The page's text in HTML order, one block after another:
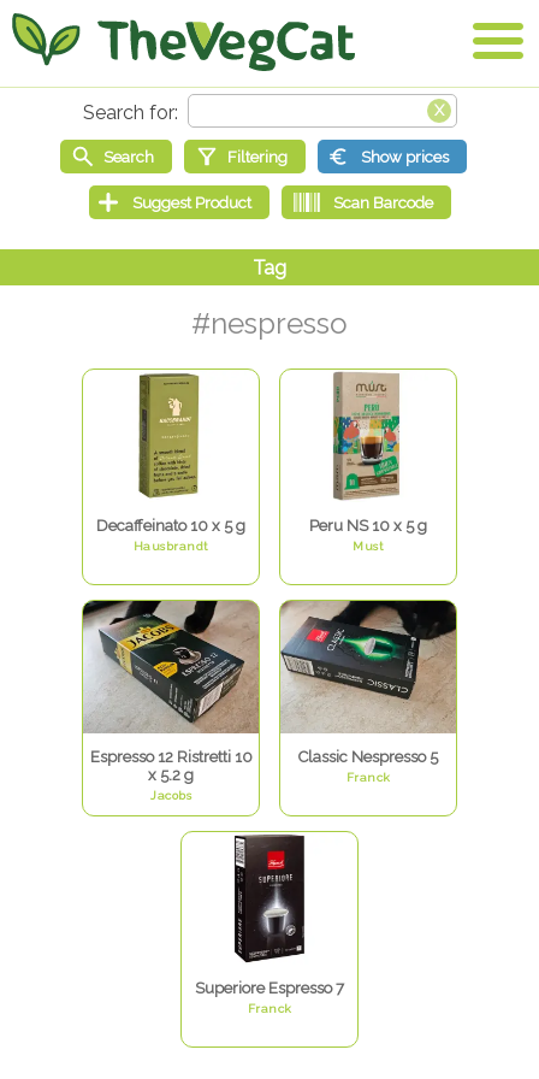
#nespresso
Decaffeinato 10 x 5 g
Hausbrandt
Peru NS 10 x 5 g
Must
Espresso 12 Ristretti 10
x 5.2 g
Jacobs
Classic Nespresso 5
Franck
Superiore Espresso 7
Franck